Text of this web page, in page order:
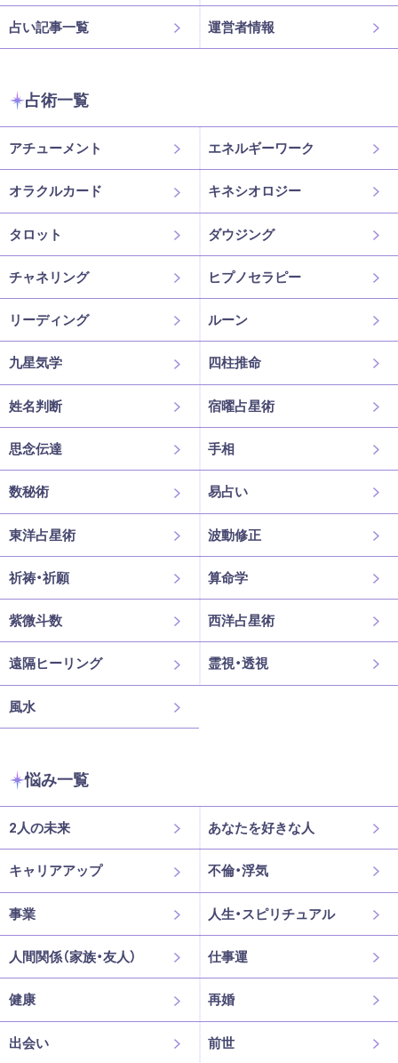
占い記事一覧 運営者情報
占術一覧
アチューメント エネルギーワーク
オラクルカード キネシオロジー
タロット ダウジング
チャネリング ヒプノセラピー
リーディング ルーン
九星気学 四柱推命
姓名判断 宿曜占星術
思念伝達 手相
数秘術 易占い
東洋占星術 波動修正
祈祷・祈願 算命学
紫微斗数 西洋占星術
遠隔ヒーリング 霊視・透視
風水
悩み一覧
2人の未来 あなたを好きな人
キャリアアップ 不倫・浮気
事業 人生・スピリチュアル
人間関係（家族・友人） 仕事運
健康 再婚
出会い 前世